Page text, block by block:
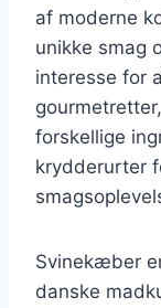
af moderne
unikke smag
interesse for
forskellige
krydderurter
Svinekæber
danske